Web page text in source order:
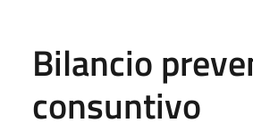
Bilancio
consuntivo